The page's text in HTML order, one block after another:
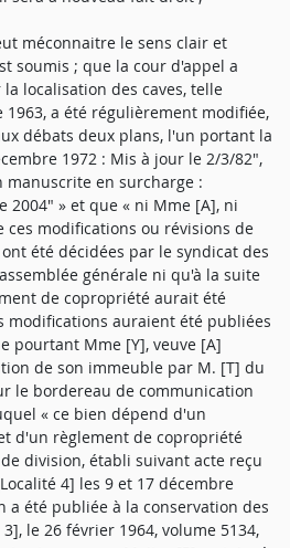
méconnaitre le sens clair et
soumis ; que la cour d'appel a
localisation des caves, telle
a été régulièrement modifiée,
débats deux plans, l'un portant la
1972 : Mis à jour le 2/3/82",
en surcharge :
2004" » et que « ni Mme [A], ni
ces modifications ou révisions de
été décidées par le syndicat des
générale ni qu'à la suite
de copropriété aurait été
modifications auraient été publiées
pourtant Mme [Y], veuve [A]
de son immeuble par M. [T] du
le bordereau de communication
« ce bien dépend d'un
d'un règlement de copropriété
division, établi suivant acte reçu
4] les 9 et 17 décembre
a été publiée à la conservation des
le 26 février 1964, volume 5134,